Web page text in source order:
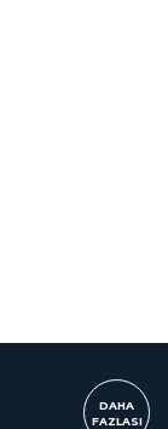
DAHA
FAZLASI